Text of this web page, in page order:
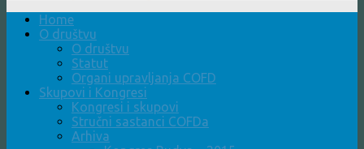
Home
O društvu
O društvu
Statut
Organi upravljanja COFD
Skupovi i Kongresi
Kongresi i skupovi
Stručni sastanci COFDa
Arhiva